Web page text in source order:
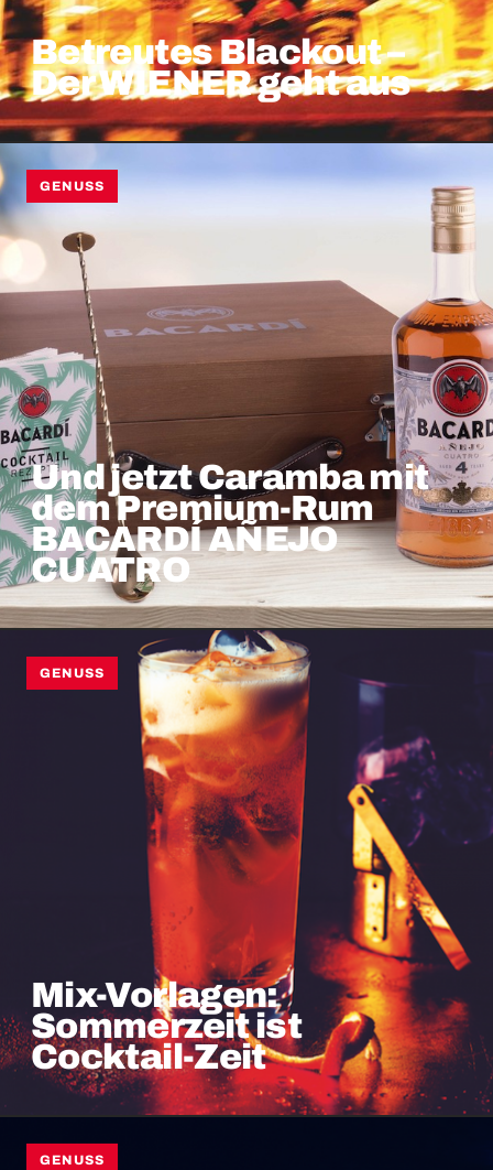
Betreutes Blackout –
Der WIENER geht aus
GENUSS
Und jetzt Caramba mit
dem Premium-Rum
BACARDÍ AÑEJO
CUATRO
GENUSS
Mix-Vorlagen:
Sommerzeit ist
Cocktail-Zeit
GENUSS